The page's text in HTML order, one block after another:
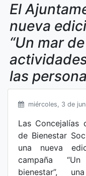
El
nueva
“Un mar
las
miércoles, 3 de
Las Concejalías
de Bienestar
una nueva
campaña
bienestar”,